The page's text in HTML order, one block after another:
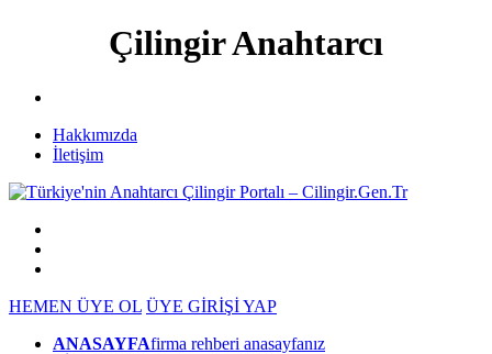
Çilingir Anahtarcı
Hakkımızda
İletişim
HEMEN ÜYE OL ÜYE GİRİŞİ YAP
ANASAYFAfirma rehberi anasayfanız